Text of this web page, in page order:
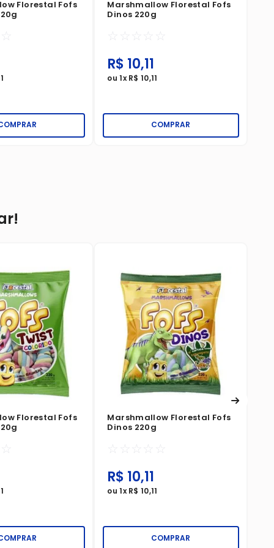
Florestal Fofs
☆
Marshmallow Florestal Fofs
Dinos 220g
☆ ☆ ☆ ☆ ☆
R$ 10,11
ou1xR$ 10,11
COMPRAR
Florestal Fofs
☆
Marshmallow Florestal Fofs
Dinos 220g
☆ ☆ ☆ ☆ ☆
R$ 10,11
ou1xR$ 10,11
COMPRAR